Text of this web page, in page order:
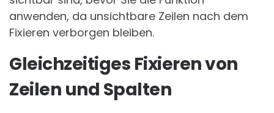
anwenden, da unsichtbare Zeilen nach dem
Fixieren verborgen bleiben.
Gleichzeitiges Fixieren von
Zeilen und Spalten